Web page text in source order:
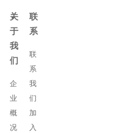
关
于
我
们
企
业
概
况
联
系
联
系
我
们
加
入